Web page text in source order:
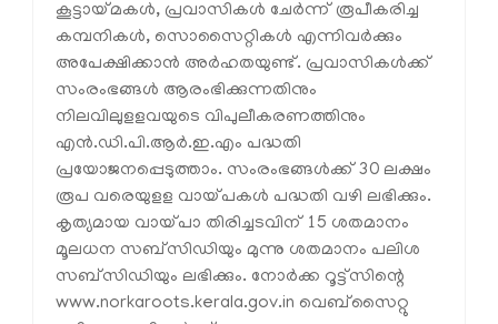
കൂട്ടായ്മകള്‍, പ്രവാസികള്‍ ചേര്‍ന്ന് രൂപീകരിച്ച
കമ്പനികള്‍, സൊസൈറ്റികള്‍ എന്നിവര്‍ക്കും
അപേക്ഷിക്കാന്‍ അര്‍ഹതയുണ്ട്. പ്രവാസികള്‍ക്ക്
സംരംഭങ്ങള്‍ ആരംഭിക്കുന്നതിനും
നിലവിലുളളവയുടെ വിപുലീകരണത്തിനും
എന്‍.ഡി.പി.ആര്‍.ഇ.എം പദ്ധതി
പ്രയോജനപ്പെടുത്താം. സംരംഭങ്ങള്‍ക്ക് 30 ലക്ഷം
രൂപ വരെയുളള വായ്പകള്‍ പദ്ധതി വഴി ലഭിക്കും.
കൃത്യമായ വായ്പാ തിരിച്ചടവിന് 15 ശതമാനം
മൂലധന സബ്‌സിഡിയും മുന്നു ശതമാനം പലിശ
സബ്സിഡിയും ലഭിക്കും. നോര്‍ക്ക റൂട്ട്‌സിന്റെ
www.norkaroots.kerala.gov.in വെബ്‌സൈറ്റു